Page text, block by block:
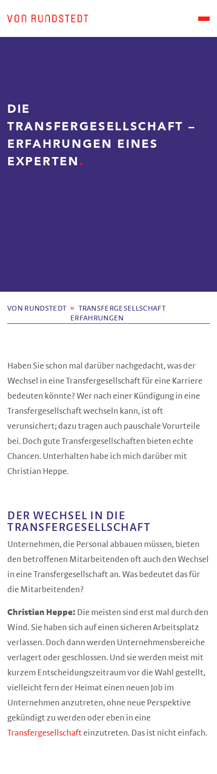
DIE
TRANSFERGESELLSCHAFT –
ERFAHRUNGEN EINES
EXPERTEN
VON RUNDSTEDT
TRANSFERGESELLSCHAFT
ERFAHRUNGEN
Haben Sie schon mal darüber nachgedacht, was der
Wechsel in eine Transfergesellschaft für eine Karriere
bedeuten könnte? Wer nach einer Kündigung in eine
Transfergesellschaft wechseln kann, ist oft
verunsichert; dazu tragen auch pauschale Vorurteile
bei. Doch gute Transfergesellschaften bieten echte
Chancen. Unterhalten habe ich mich darüber mit
Christian Heppe.
DER WECHSEL IN DIE
TRANSFERGESELLSCHAFT
Unternehmen, die Personal abbauen müssen, bieten
den betroffenen Mitarbeitenden oft auch den Wechsel
in eine Transfergesellschaft an. Was bedeutet das für
die Mitarbeitenden?
Christian Heppe: Die meisten sind erst mal durch den
Wind. Sie haben sich auf einen sicheren Arbeitsplatz
verlassen. Doch dann werden Unternehmensbereiche
verlagert oder geschlossen. Und sie werden meist mit
kurzem Entscheidungszeitraum vor die Wahl gestellt,
vielleicht fern der Heimat einen neuen Job im
Unternehmen anzutreten, ohne neue Perspektive
gekündigt zu werden oder eben in eine
Transfergesellschaft einzutreten. Das ist nicht einfach.